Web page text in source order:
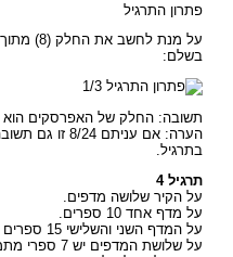
פתרון התרגיל
בשלם:
תשובה: החלק של האפרסקים הוא 1/3 מהפירות במקרר.
הערה: אם עניתם
בתרגיל.
תרגיל 4
על הקיר שלושה מדפים.
על מדף אחד 10 ספרים.
על המדף השני והשלישי 15 ספרים כל אחד.
על שלושת המדפים יש 7 ספרי מתמטיקה.